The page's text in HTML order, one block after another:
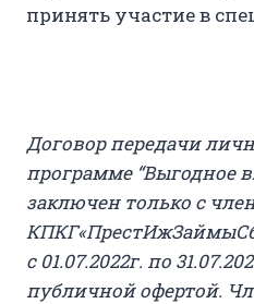
принять участие в
Договор передачи
программе “Выгодное
заключен только с
с 01.07.2022г. по
публичной офертой.